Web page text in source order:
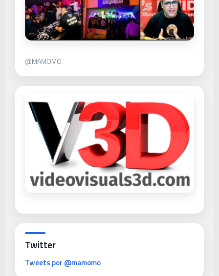
@MAMOMO
Twitter
Tweets por @mamomo